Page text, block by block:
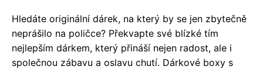
Hledáte originální dárek, na který by se jen zbytečně
neprášilo na poličce? Překvapte své blízké tím
nejlepším dárkem, který přináší nejen radost, ale i
společnou zábavu a oslavu chutí. Dárkové boxy s